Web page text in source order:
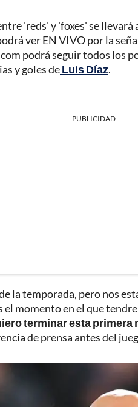
'reds' y 'foxes' se
ver EN VIVO por la
podrá seguir todos los
y goles deLuis Díaz.
PUBLICIDAD
la temporada, pero nos
el momento en el que
terminar esta primera
de prensa antes del